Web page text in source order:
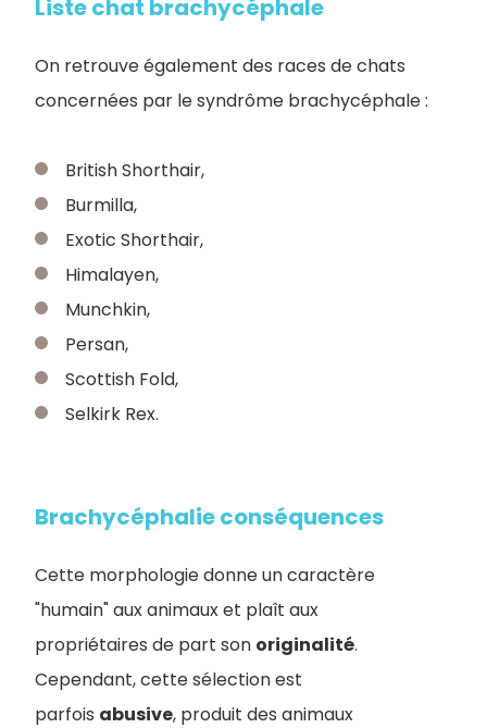
Liste chat brachycéphale
On retrouve également des races de chats
concernées par le syndrôme brachycéphale :
British Shorthair,
Burmilla,
Exotic Shorthair,
Himalayen,
Munchkin,
Persan,
Scottish Fold,
Selkirk Rex.
Brachycéphalie conséquences
Cette morphologie donne un caractère
"humain" aux animaux et plaît aux
propriétaires de part son originalité.
Cependant, cette sélection est
parfois abusive, produit des animaux